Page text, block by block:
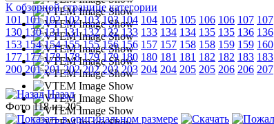
К обзорной странице категории
101 101 102 102 103 103 104 104 105 105 106 106 107 107
130 130 131 131 132 132 133 133 134 134 135 135 136 136
153 154 154 155 155 156 156 157 157 158 158 159 159 160
177 177 178 178 179 179 180 180 181 181 182 182 183 183
200 201 201 202 202 203 203 204 204 205 205 206 206 207
Назад
Фото 118 из 205